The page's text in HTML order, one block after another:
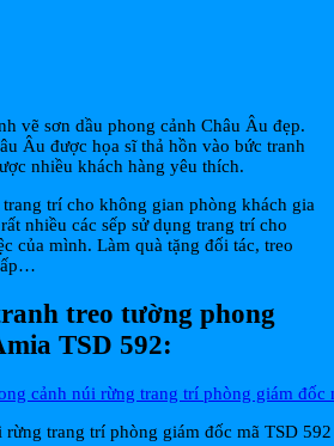
vẽ sơn dầu phong cảnh Châu Âu đẹp.
Âu được họa sĩ thả hồn vào bức tranh
nhiều khách hàng yêu thích.
trí cho không gian phòng khách gia
nhiều các sếp sử dụng trang trí cho
của mình. Làm quà tặng đối tác, treo
treo tường phong
TSD 592:
trang trí phòng giám đốc mã TSD 592